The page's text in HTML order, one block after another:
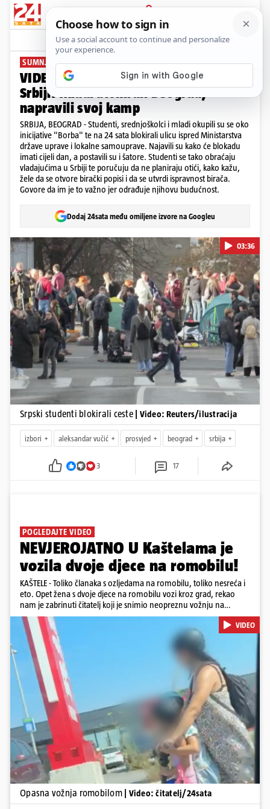
PRIJAVA
News Komentari
SUMNJAJU U KRAĐU IZBORA
VIDEO Nastavljaju se prosvjedi u
Srbiji: Mladi blokirali Beograd,
napravili svoj kamp
SRBIJA, BEOGRAD - Studenti, srednjoškolci i mladi okupili su se oko
inicijative "Borba" te na 24 sata blokirali ulicu ispred Ministarstva
države uprave i lokalne samouprave. Najavili su kako će blokadu
imati cijeli dan, a postavili su i šatore. Studenti se tako obraćaju
vladajućima u Srbiji te poručuju da ne planiraju otići, kako kažu,
žele da se otvore birački popisi i da se utvrdi ispravnost birača.
Govore da im je to važno jer odrađuje njihovu budućnost.
Dodaj 24sata među omiljene izvore na Googleu
Pokretanje videa...
03:36
Srpski studenti blokirali ceste | Video: Reuters/ilustracija
izbori aleksandar vučić prosvjed beograd srbija
3 17
POGLEDAJTE VIDEO
NEVJEROJATNO U Kaštelama je
vozila dvoje djece na romobilu!
KAŠTELE - Toliko članaka s ozljedama na romobilu, toliko nesreća i
eto. Opet žena s dvoje djece na romobilu vozi kroz grad, rekao
nam je zabrinuti čitatelj koji je snimio neopreznu vožnju na
romobilu u četvrtak prijepodne. Podsjetimo, mjesec i pol od smrti
dječaka (14) u Metkoviću, pad s električnog romobila odnio je još
jedan mladi život. Unatoč naporima liječnika KBC-a Zagreb, u
ponedjeljak maloljetnik je podlegao ozljedama zadobivenima u
padu s romobila.
Pokretanje videa...
VIDEO
Opasna vožnja romobilom | Video: čitatelj/24sata